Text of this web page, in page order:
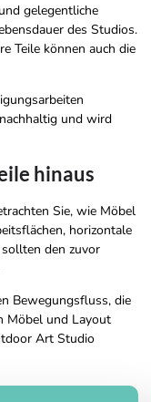
gelegentliche
des Studios.
Teile können auch die
und wird
hinaus
Sie, wie Möbel
horizontale
den zuvor
Bewegungsfluss, die
Möbel und Layout
Art Studio